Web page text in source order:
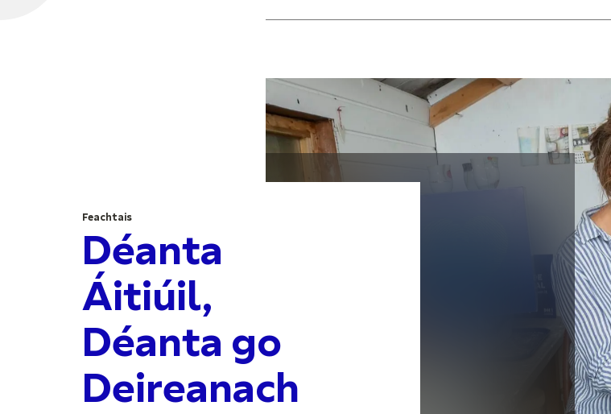
Feachtais
Déanta
Áitiúil,
Déanta go
Deireanach